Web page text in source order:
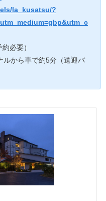
la_kusatsu/?
必要）
から車で約5分（送迎バ